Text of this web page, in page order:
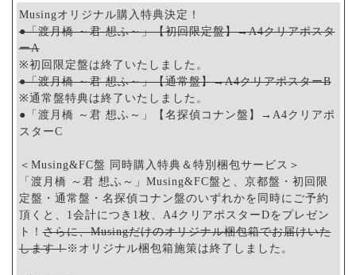
Musingオリジナル購入特典決定！
●「渡月橋 ～君 想ふ～」【初回限定盤】→A4クリアポスタ
ーA
※初回限定盤は終了いたしました。
●「渡月橋 ～君 想ふ～」【通常盤】→A4クリアポスターB
※通常盤特典は終了いたしました。
●「渡月橋 ～君 想ふ～」【名探偵コナン盤】→A4クリアポ
スターC
＜Musing&FC盤 同時購入特典＆特別梱包サービス＞
「渡月橋 ～君 想ふ～」Musing&FC盤と、京都盤・初回限
定盤・通常盤・名探偵コナン盤のいずれかを同時にご予約
頂くと、1会計につき1枚、A4クリアポスターDをプレゼン
ト！さらに、Musingだけのオリジナル梱包箱でお届けいた
します！※オリジナル梱包箱施策は終了しました。